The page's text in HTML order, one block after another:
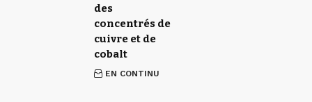
des
concentrés de
cuivre et de
cobalt
EN CONTINU